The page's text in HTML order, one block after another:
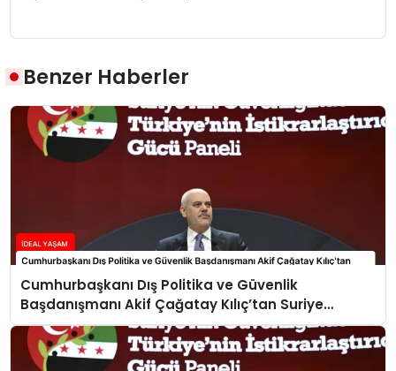
Benzer Haberler
Cumhurbaşkanı Dış Politika ve Güvenlik
Başdanışmanı Akif Çağatay Kılıç’tan Suriye
Panelinde Önemli Açıklamalar